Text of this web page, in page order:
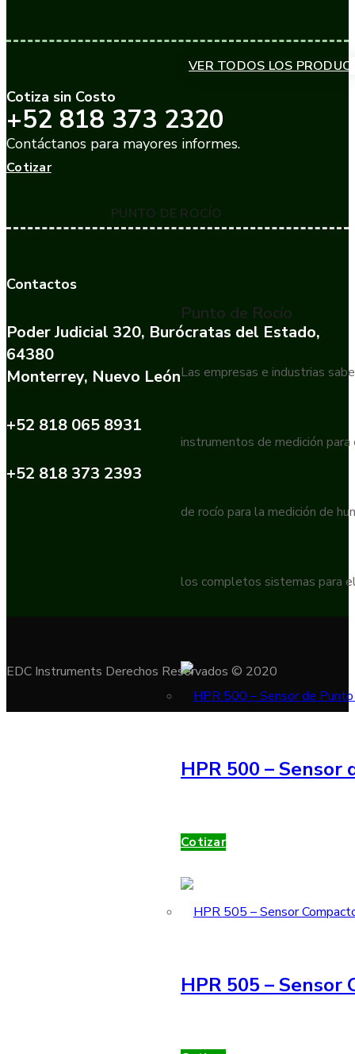
VER TODOS LOS
PUNTO DE ROCÍO
Punto de Rocío
Las empresas e industrias
instrumentos de medición
de rocío para la medición de
los completos sistemas para
HPR 500 –
Cotizar
HPR 505 – Sensor
Cotiza sin Costo
+52 818 373 2320
Contáctanos para mayores informes.
Cotizar
Contactos
Poder Judicial 320, Burócratas del Estado,
64380
Monterrey, Nuevo León
+52 818 065 8931
+52 818 373 2393
EDC Instruments Derechos Reservados © 2020